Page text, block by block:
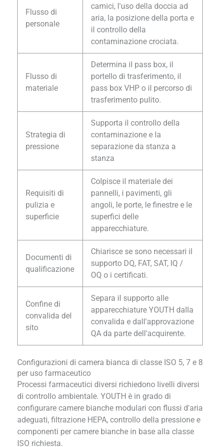
Flusso di
personale
camici, l'uso della doccia ad
aria, la posizione della porta e
il controllo della
contaminazione crociata.
Flusso di
materiale
Determina il pass box, il
portello di trasferimento, il
pass box VHP o il percorso di
trasferimento pulito.
Strategia di
pressione
Supporta il controllo della
contaminazione e la
separazione da stanza a
stanza
Requisiti di
pulizia e
superficie
Colpisce il materiale dei
pannelli, i pavimenti, gli
angoli, le porte, le finestre e le
superfici delle
apparecchiature.
Documenti di
qualificazione
Chiarisce se sono necessari il
supporto DQ, FAT, SAT, IQ /
OQ o i certificati.
Confine di
convalida del
sito
Separa il supporto alle
apparecchiature YOUTH dalla
convalida e dall'approvazione
QA da parte dell'acquirente.
Configurazioni di camera bianca di classe ISO 5, 7 e 8
per uso farmaceutico
Processi farmaceutici diversi richiedono livelli diversi
di controllo ambientale. YOUTH è in grado di
configurare camere bianche modulari con flussi d'aria
adeguati, filtrazione HEPA, controllo della pressione e
componenti per camere bianche in base alla classe
ISO richiesta.